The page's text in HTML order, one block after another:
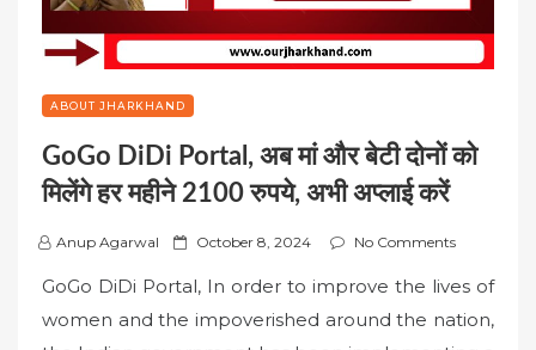
ABOUT JHARKHAND
GoGo DiDi Portal, अब मां और बेटी दोनों को
मिलेंगे हर महीने 2100 रुपये, अभी अप्लाई करें
Anup Agarwal
P
s
t
October 8, 2024 No Comments
GoGo DiDi Portal, In order to improve the lives of
women and the impoverished around the nation,